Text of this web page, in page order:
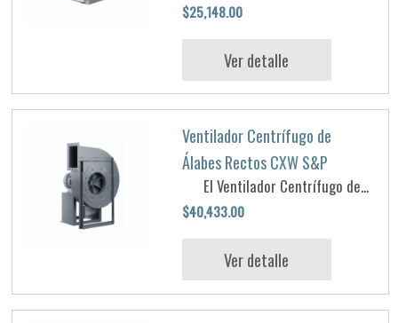
$25,148.00
Ver detalle
Ventilador Centrífugo de
Álabes Rectos CXW S&P
El Ventilador Centrífugo de...
$40,433.00
Ver detalle